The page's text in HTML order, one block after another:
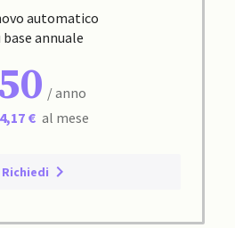
automatico
base annuale
/ anno
4,17 € al mese
Richiedi